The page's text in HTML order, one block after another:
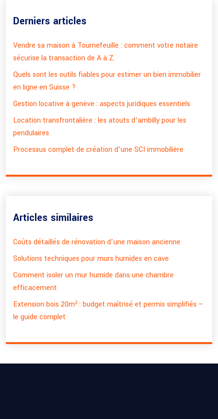
Derniers articles
Vendre sa maison à Tournefeuille : comment votre notaire
sécurise la transaction de A à Z.
Quels sont les outils fiables pour estimer un bien immobilier
en ligne en Suisse ?
Gestion locative à genève : aspects juridiques essentiels
Location transfrontalière : les atouts d’ambilly pour les
pendulaires
Processus complet de création d’une SCI immobilière
Articles similaires
Coûts détaillés de rénovation d’une maison ancienne
Solutions techniques pour murs humides en cave
Comment isoler un mur humide dans une chambre
efficacement
Extension bois 20m² : budget maîtrisé et permis simplifiés –
le guide complet